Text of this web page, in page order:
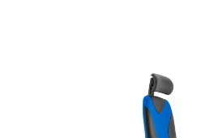
Bildergalerie überspringen